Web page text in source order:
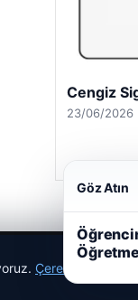
Cengiz
23/06/2026
Çerez Politikamız
Göz Atın